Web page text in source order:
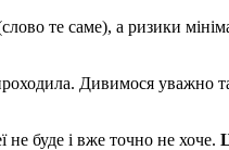
те саме), а ризики
Дивимося уважно
не буде і вже точно не хоче.